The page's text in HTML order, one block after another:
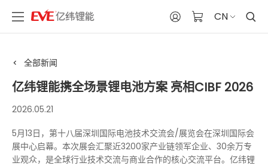
CN
全部新闻
亿纬锂能携全场景锂电池方案 亮相CIBF 2026
2026.05.21
5月13日，第十八届深圳国际电池技术交流会/展览会在深圳国际会
展中心启幕。本次展会汇聚近3200家产业链领军企业、30余万专
业观众，是全球行业技术交流与商业合作的核心交流平台。亿纬锂